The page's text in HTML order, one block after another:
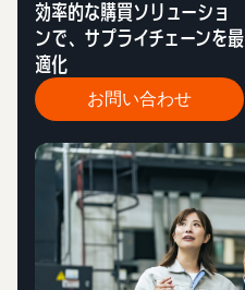
効率的な購買ソリューショ
ンで、サプライチェーンを最
適化
お問い合わせ